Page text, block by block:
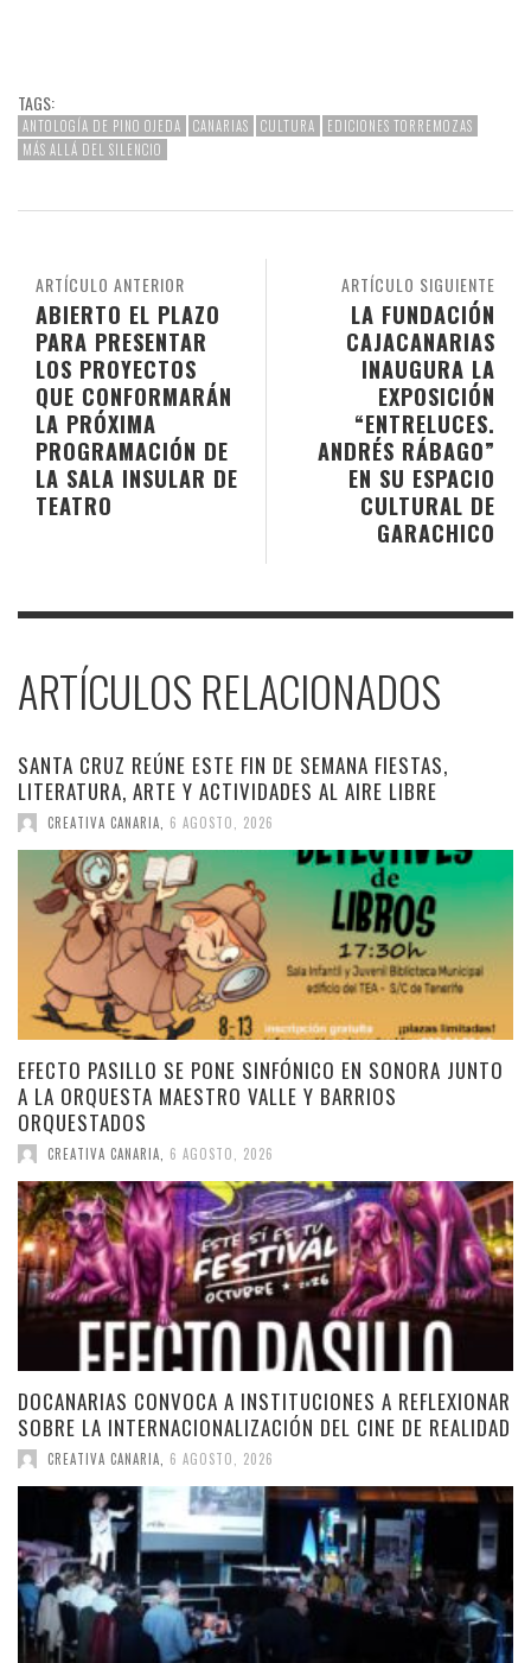
TAGS:
ANTOLOGÍA DE PINO OJEDA CANARIAS CULTURA
EDICIONES TORREMOZAS
MÁS ALLÁ DEL SILENCIO
ARTÍCULO SIGUIENTE
LA FUNDACIÓN
CAJACANARIAS
INAUGURA LA
EXPOSICIÓN
“ENTRELUCES.
ANDRÉS RÁBAGO”
EN SU ESPACIO
CULTURAL DE
GARACHICO
ARTÍCULO ANTERIOR
ABIERTO EL PLAZO
PARA PRESENTAR
LOS PROYECTOS
QUE CONFORMARÁN
LA PRÓXIMA
PROGRAMACIÓN DE
LA SALA INSULAR DE
TEATRO
ARTÍCULOS RELACIONADOS
SANTA CRUZ REÚNE ESTE FIN DE SEMANA FIESTAS,
LITERATURA, ARTE Y ACTIVIDADES AL AIRE LIBRE
CREATIVA CANARIA 6 AGOSTO, 2026
EFECTO PASILLO SE PONE SINFÓNICO EN SONORA JUNTO
A LA ORQUESTA MAESTRO VALLE Y BARRIOS
ORQUESTADOS
CREATIVA CANARIA 6 AGOSTO, 2026
DOCANARIAS CONVOCA A INSTITUCIONES A REFLEXIONAR
SOBRE LA INTERNACIONALIZACIÓN DEL CINE DE REALIDAD
CREATIVA CANARIA 6 AGOSTO, 2026